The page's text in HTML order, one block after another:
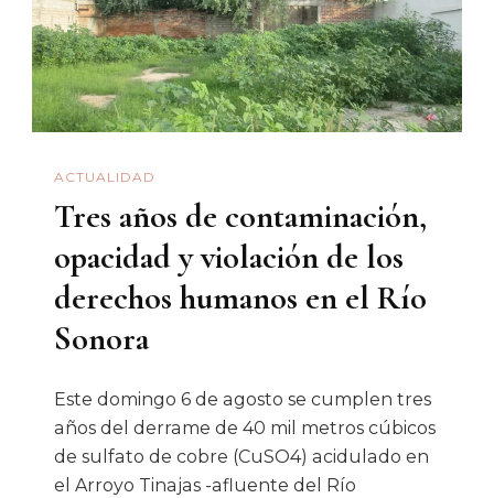
ACTUALIDAD
Tres años de contaminación,
opacidad y violación de los
derechos humanos en el Río
Sonora
Este domingo 6 de agosto se cumplen tres
años del derrame de 40 mil metros cúbicos
de sulfato de cobre (CuSO4) acidulado en
el Arroyo Tinajas -afluente del Río